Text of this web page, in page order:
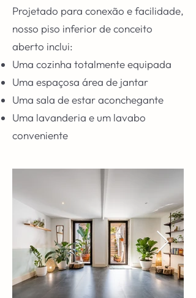
Projetado para conexão e facilidade,
nosso piso inferior de conceito
aberto inclui:
Uma cozinha totalmente equipada
Uma espaçosa área de jantar
Uma sala de estar aconchegante
Uma lavanderia e um lavabo
conveniente